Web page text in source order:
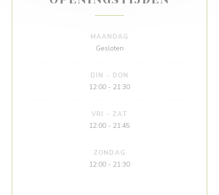
MAANDAG
Gesloten
DIN - DON
12:00 - 21:30
VRI - ZAT
12:00 - 21:45
ZONDAG
12:00 - 21:30